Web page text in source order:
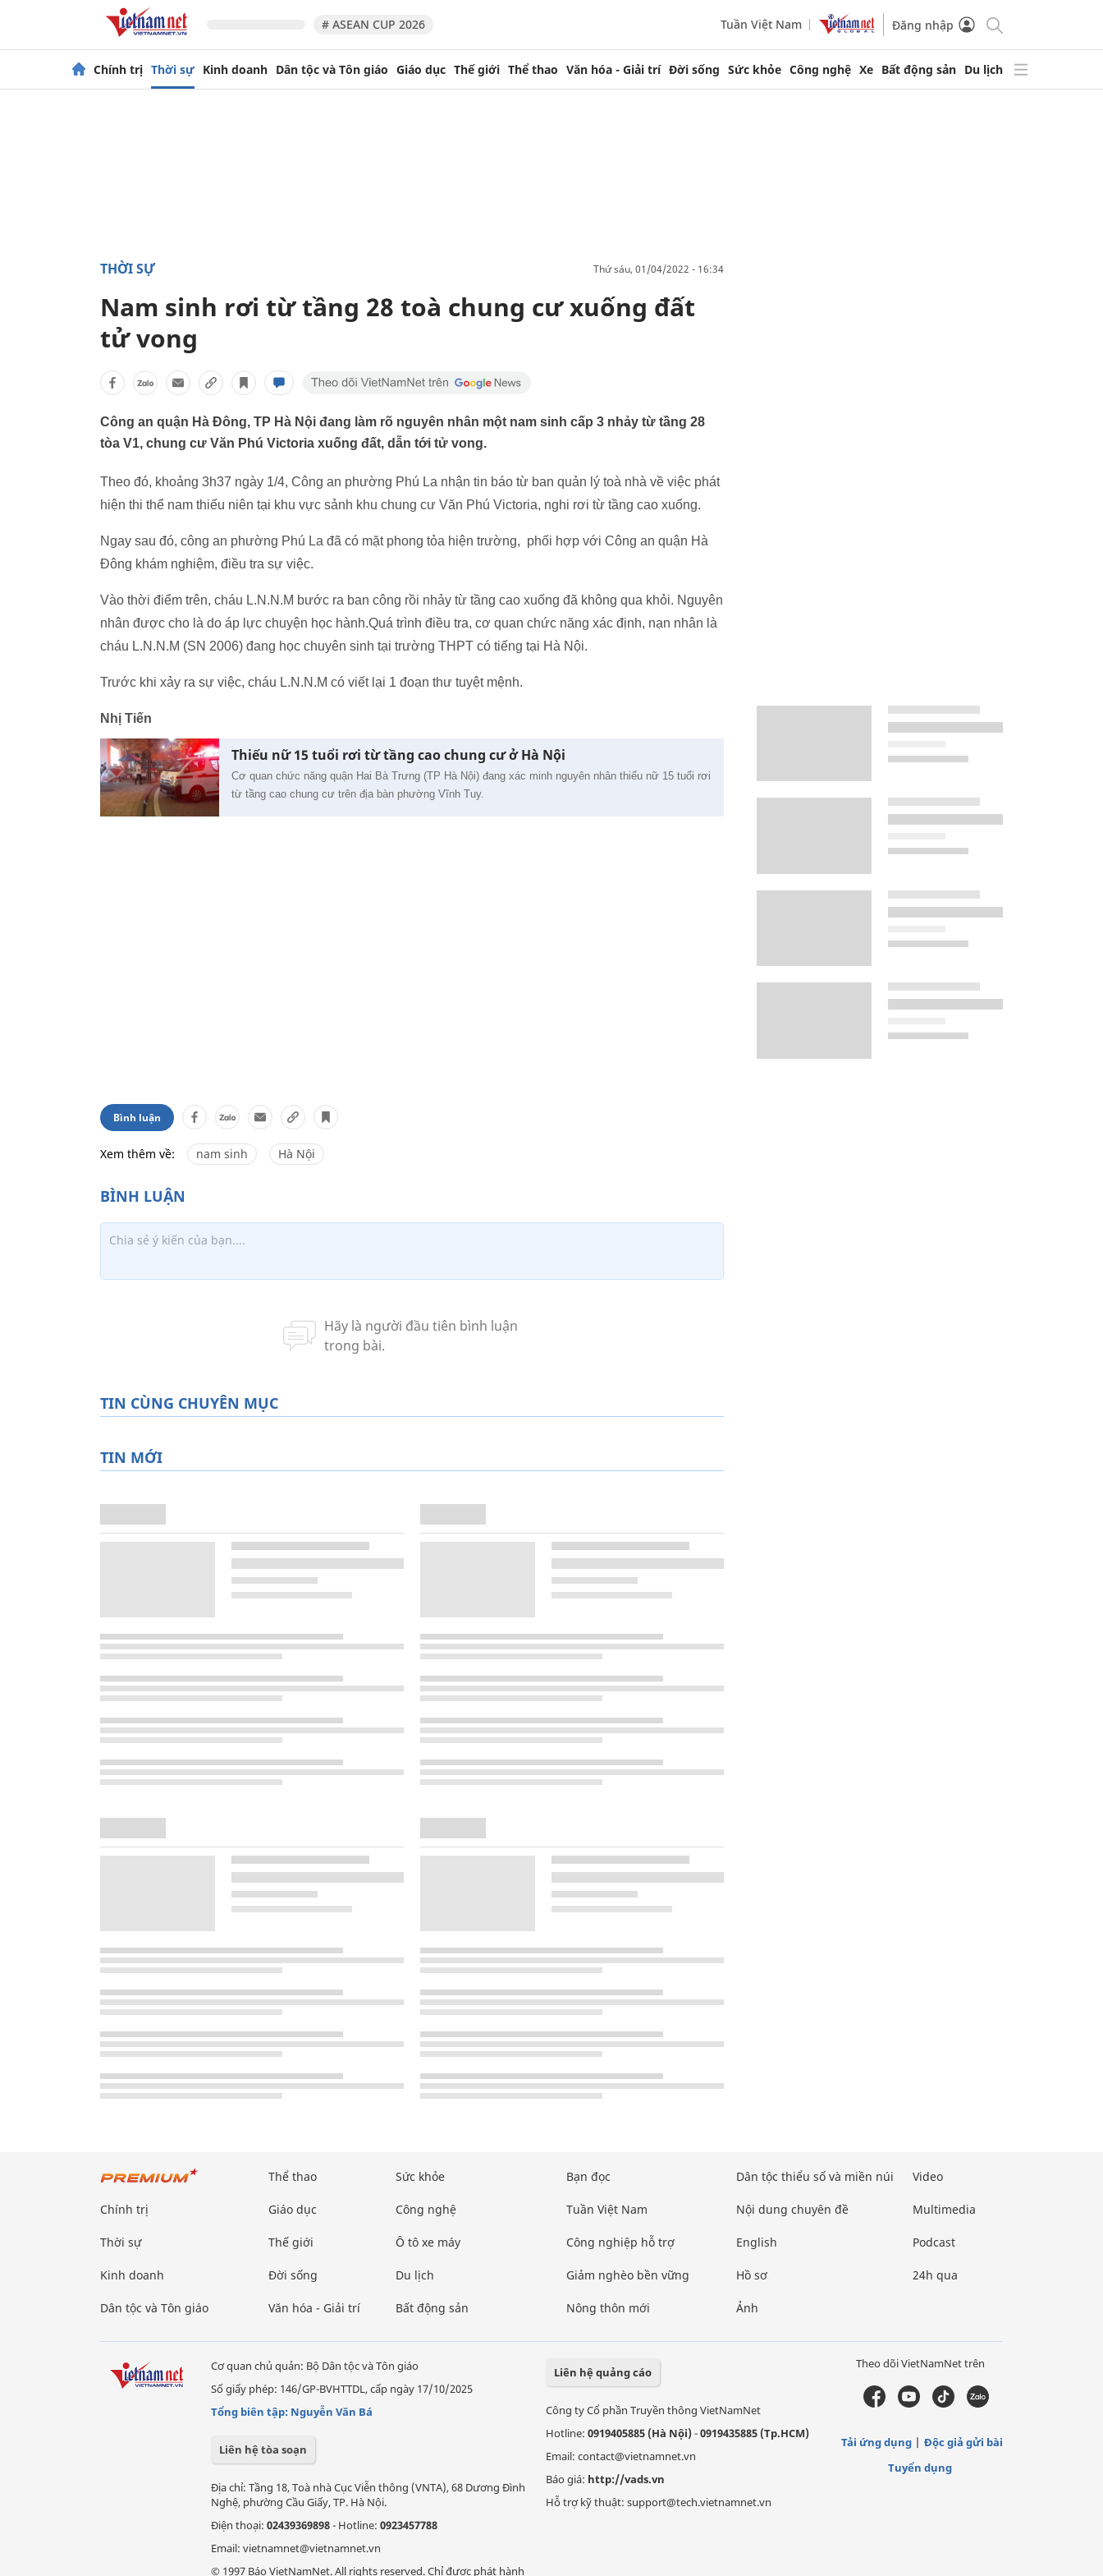
# ASEAN CUP 2026 Tuần Việt Nam Đăng nhập
Chính trị Thời sự Kinh doanh Dân tộc và Tôn giáo Giáo dục Thế giới Thể thao Văn hóa - Giải trí Đời sống Sức khỏe Công nghệ Xe Bất động sản Du lịch
THỜI SỰ thứ sáu, 01/04/2022 - 16:34
Nam sinh rơi từ tầng 28 toà chung cư xuống đất
tử vong
Công an quận Hà Đông, TP Hà Nội đang làm rõ nguyên nhân một nam sinh cấp 3 nhảy từ tầng 28
tòa V1, chung cư Văn Phú Victoria xuống đất, dẫn tới tử vong.
Theo đó, khoảng 3h37 ngày 1/4, Công an phường Phú La nhận tin báo từ ban quản lý toà nhà về việc phát
hiện thi thể nam thiếu niên tại khu vực sảnh khu chung cư Văn Phú Victoria, nghi rơi từ tầng cao xuống.
Ngay sau đó, công an phường Phú La đã có mặt phong tỏa hiện trường, phối hợp với Công an quận Hà
Đông khám nghiệm, điều tra sự việc.
Vào thời điểm trên, cháu L.N.N.M bước ra ban công rồi nhảy từ tầng cao xuống đã không qua khỏi. Nguyên
nhân được cho là do áp lực chuyện học hành.Quá trình điều tra, cơ quan chức năng xác định, nạn nhân là
cháu L.N.N.M (SN 2006) đang học chuyên sinh tại trường THPT có tiếng tại Hà Nội.
Trước khi xảy ra sự việc, cháu L.N.N.M có viết lại 1 đoạn thư tuyệt mệnh.
Nhị Tiến
Thiếu nữ 15 tuổi rơi từ tầng cao chung cư ở Hà Nội
Cơ quan chức năng quận Hai Bà Trưng (TP Hà Nội) đang xác minh nguyên nhân thiếu nữ 15 tuổi rơi
từ tầng cao chung cư trên địa bàn phường Vĩnh Tuy.
Bình luận
Xem thêm về: nam sinh Hà Nội
TIN CÙNG CHUYÊN MỤC
TIN MỚI
Chính trị
Thời sự
Kinh doanh
Dân tộc và Tôn giáo
Thể thao
Giáo dục
Thế giới
Đời sống
Văn hóa - Giải trí
Sức khỏe
Công nghệ
Ô tô xe máy
Du lịch
Bất động sản
Bạn đọc
Tuần Việt Nam
Công nghiệp hỗ trợ
Giảm nghèo bền vững
Nông thôn mới
Dân tộc thiểu số và miền núi
Nội dung chuyên đề
English
Hồ sơ
Ảnh
Video
Multimedia
Podcast
24h qua
Cơ quan chủ quản: Bộ Dân tộc và Tôn giáo
Số giấy phép: 146/GP-BVHTTDL, cấp ngày 17/10/2025
Tổng biên tập: Nguyễn Văn Bá
Liên hệ tòa soạn
Địa chỉ: Tầng 18, Toà nhà Cục Viễn thông (VNTA), 68 Dương Đình
Nghệ, phường Cầu Giấy, TP. Hà Nội.
Điện thoại: 02439369898- Hotline: 0923457788
Email: vietnamnet@vietnamnet.vn
© 1997 Báo VietNamNet. All rights reserved. Chỉ được phát hành
Liên hệ quảng cáo
Công ty Cổ phần Truyền thông VietNamNet
Hotline: 0919405885 (Hà Nội)-0919435885 (Tp.HCM)
Email: contact@vietnamnet.vn
Báo giá: http://vads.vn
Hỗ trợ kỹ thuật: support@tech.vietnamnet.vn
Theo dõi VietNamNet trên
Tải ứng dụng
Độc giả gửi bài
Tuyển dụng